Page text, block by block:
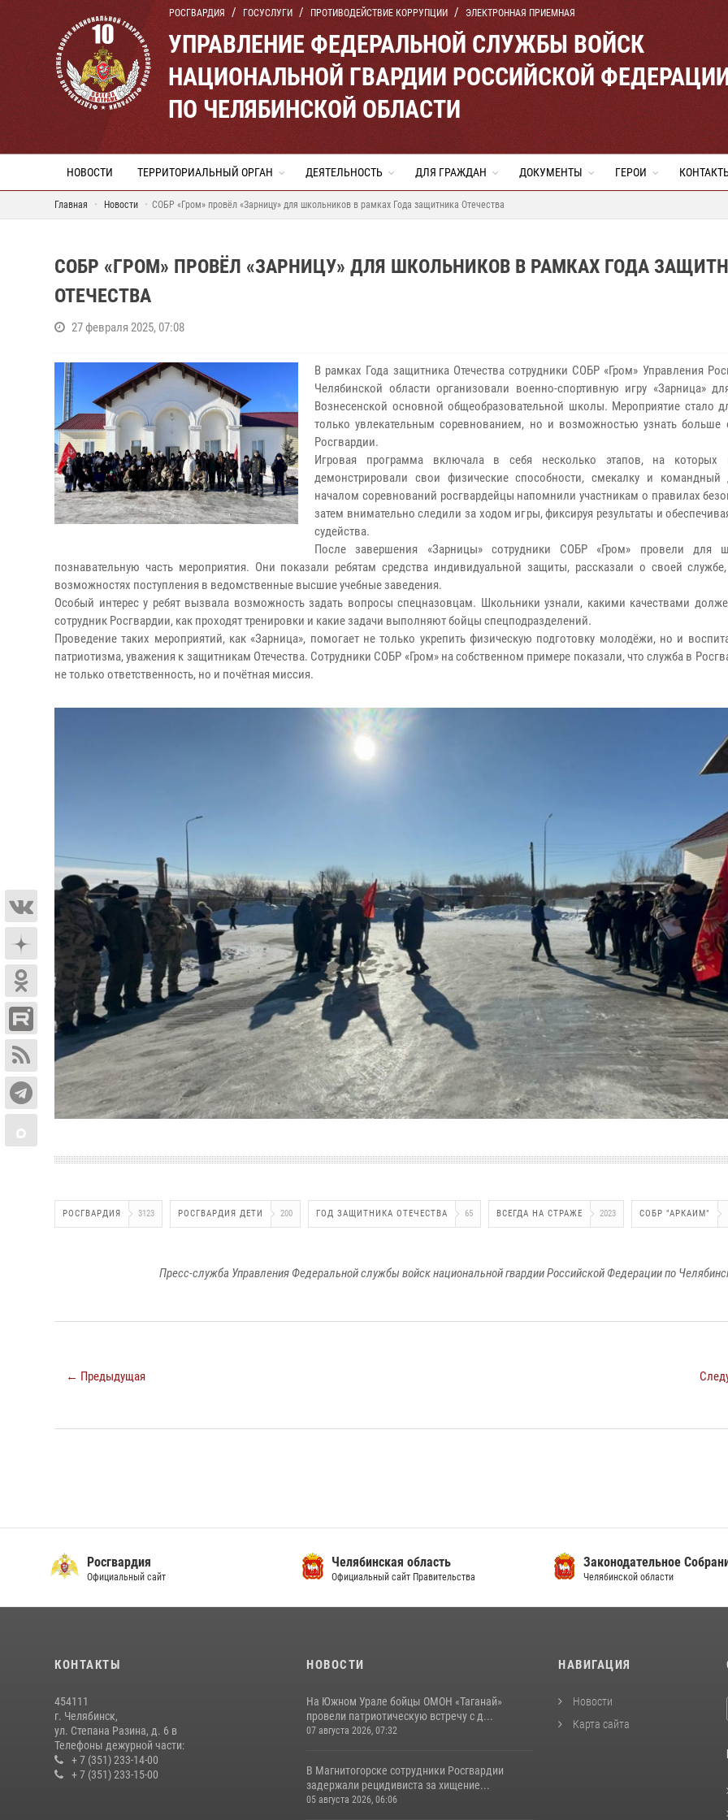
РОСГВАРДИЯ ГОСУСЛУГИ ПРОТИВОДЕЙСТВИЕ КОРРУПЦИИ ЭЛЕКТРОННАЯ ПРИЕМНАЯ
УПРАВЛЕНИЕ ФЕДЕРАЛЬНОЙ СЛУЖБЫ ВОЙСК
НАЦИОНАЛЬНОЙ ГВАРДИИ РОССИЙСКОЙ
ПО ЧЕЛЯБИНСКОЙ ОБЛАСТИ
НОВОСТИ ТЕРРИТОРИАЛЬНЫЙ ОРГАН ДЕЯТЕЛЬНОСТЬ ДЛЯ ГРАЖДАН ДОКУМЕНТЫ ГЕРОИ
Главная Новости СОБР «Гром» провёл «Зарницу» для школьников в рамках Года защитника Отечества
СОБР «ГРОМ» ПРОВЁЛ «ЗАРНИЦУ» ДЛЯ ШКОЛЬНИКОВ В РАМКАХ ГОДА
ОТЕЧЕСТВА
27 февраля 2025, 07:08
В рамках Года защитника Отечества сотрудники СОБР «Гром» Управления
Челябинской области организовали военно-спортивную игру «Зарница»
Вознесенской основной общеобразовательной школы. Мероприятие стало
только увлекательным соревнованием, но и возможностью узнать больше
Росгвардии.
Игровая программа включала в себя несколько этапов, на которых
демонстрировали свои физические способности, смекалку и командный
началом соревнований росгвардейцы напомнили участникам о правилах
затем внимательно следили за ходом игры, фиксируя результаты и
судейства.
После завершения «Зарницы» сотрудники СОБР «Гром» провели для
познавательную часть мероприятия. Они показали ребятам средства индивидуальной защиты, рассказали о своей
возможностях поступления в ведомственные высшие учебные заведения.
Особый интерес у ребят вызвала возможность задать вопросы спецназовцам. Школьники узнали, какими качествами
сотрудник Росгвардии, как проходят тренировки и какие задачи выполняют бойцы спецподразделений.
Проведение таких мероприятий, как «Зарница», помогает не только укрепить физическую подготовку молодёжи, но и
патриотизма, уважения к защитникам Отечества. Сотрудники СОБР «Гром» на собственном примере показали, что служба в
не только ответственность, но и почётная миссия.
РОСГВАРДИЯ 3123 РОСГВАРДИЯ ДЕТИ 200 ГОД ЗАЩИТНИКА ОТЕЧЕСТВА 65 ВСЕГДА НА СТРАЖЕ 2023 СОБР "АРКАИМ"
Пресс-служба Управления Федеральной службы войск национальной гвардии Российской Федерации по
← Предыдущая
Росгвардия
Официальный сайт
Челябинская область
Официальный сайт Правительства
Законодательное
Челябинской области
КОНТАКТЫ
454111
г. Челябинск,
ул. Степана Разина, д. 6 в
Телефоны дежурной части:
+ 7 (351) 233-14-00
+ 7 (351) 233-15-00
НОВОСТИ
На Южном Урале бойцы ОМОН «Таганай»
провели патриотическую встречу с д...
07 августа 2026, 07:32
В Магнитогорске сотрудники Росгвардии
задержали рецидивиста за хищение...
05 августа 2026, 06:06
НАВИГАЦИЯ
Новости
Карта сайта